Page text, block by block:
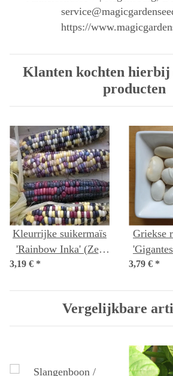
https://
Klanten kochten hierbij
producten
Kleurrijke suikermaïs
'Rainbow Inka' (Zea
mays) bio zaad
3,19 € *
Griekse
3,79 € *
Vergelijkbare